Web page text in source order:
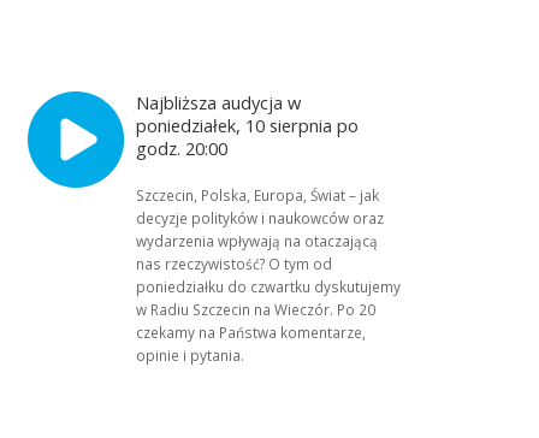
Najbliższa audycja w
poniedziałek, 10 sierpnia po
godz. 20:00
Szczecin, Polska, Europa, Świat – jak
decyzje polityków i naukowców oraz
wydarzenia wpływają na otaczającą
nas rzeczywistość? O tym od
poniedziałku do czwartku dyskutujemy
w Radiu Szczecin na Wieczór. Po 20
czekamy na Państwa komentarze,
opinie i pytania.